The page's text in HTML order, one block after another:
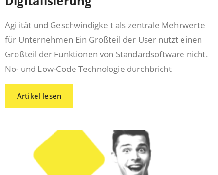
Agilität und Geschwindigkeit als zentrale Mehrwerte
für Unternehmen Ein Großteil der User nutzt einen
Großteil der Funktionen von Standardsoftware nicht.
No- und Low-Code Technologie durchbricht
Artikel lesen